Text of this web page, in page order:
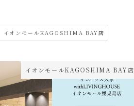
イオンモールKAGOSHIMA BAY店
イオンモールKAGOSHIMA BAY店